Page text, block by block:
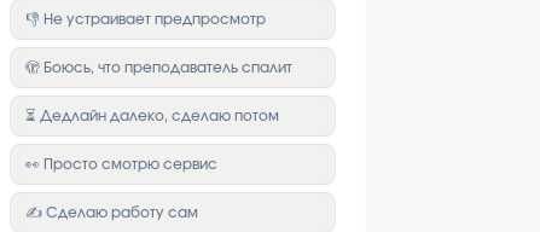
👎 Не устраивает предпросмотр
🫣 Боюсь, что преподаватель спалит
⏳ Дедлайн далеко, сделаю потом
👀 Просто смотрю сервис
✍️ Сделаю работу сам